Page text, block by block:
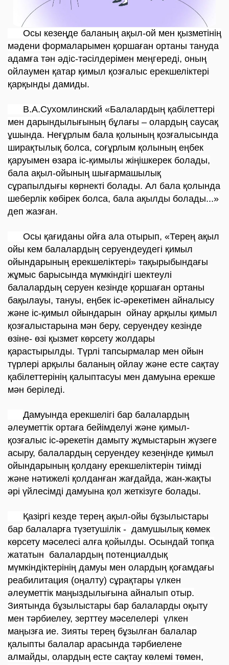
Осы кезеңде баланың ақыл-ой мен қызметінің
мәдени формаларымен қоршаған ортаны тануда
адамға тән әдіс-тәсілдерімен меңгереді, оның
ойлаумен қатар қимыл қозғалыс ерекшеліктері
қарқынды дамиды.
В.А.Сухомлинский «Балалардың қабілеттері
мен дарындылығының бұлағы – олардың саусақ
ұшында. Неғұрлым бала қолының қозғалысында
ширақтылық болса, соғұрлым қолының еңбек
қаруымен өзара іс-қимылы жіңішкерек болады,
бала ақыл-ойының шығармашылық
сұрапылдығы көрнекті болады. Ал бала қолында
шеберлік көбірек болса, бала ақылды болады...»
деп жазған.
Осы қағиданы ойға ала отырып, «Терең ақыл
ойы кем балалардың серуендеудегі қимыл
ойындарының ерекшеліктері» тақырыбындағы
жұмыс барысында мүмкіндігі шектеулі
балалардың серуен кезінде қоршаған ортаны
бақылауы, тануы, еңбек іс-әрекетімен айналысу
және іс-қимыл ойындарын ойнау арқылы қимыл
қозғалыстарына мән беру, серуендеу кезінде
өзіне- өзі қызмет көрсету жолдары
қарастырылды. Түрлі тапсырмалар мен ойын
түрлері арқылы баланың ойлау және есте сақтау
қабілеттерінің қалыптасуы мен дамуына ерекше
мән беріледі.
Дамуында ерекшелігі бар балалардың
әлеуметтік ортаға бейімделуі және қимыл-
қозғалыс іс-әрекетін дамыту жұмыстарын жүзеге
асыру, балалардың серуендеу кезеңінде қимыл
ойындарының қолдану ерекшеліктерін тиімді
және нәтижелі қолданған жағдайда, жан-жақты
әрі үйлесімді дамуына қол жеткізуге болады.
Қазіргі кезде терең ақыл-ойы бұзылыстары
бар балаларға түзетушілік - дамушылық көмек
көрсету мәселесі алға қойылды. Осындай топқа
жататын балалардың потенциалдық
мүмкіндіктерінің дамуы мен олардың қоғамдағы
реабилитация (оңалту) сұрақтары үлкен
әлеуметтік маңыздылығына айналып отыр.
Зиятында бұзылыстары бар балаларды оқыту
мен тәрбиелеу, зерттеу мәселелері үлкен
маңызға ие. Зияты терең бұзылған балалар
қалыпты балалар арасында тәрбиелене
алмайды, олардың есте сақтау көлемі төмен,